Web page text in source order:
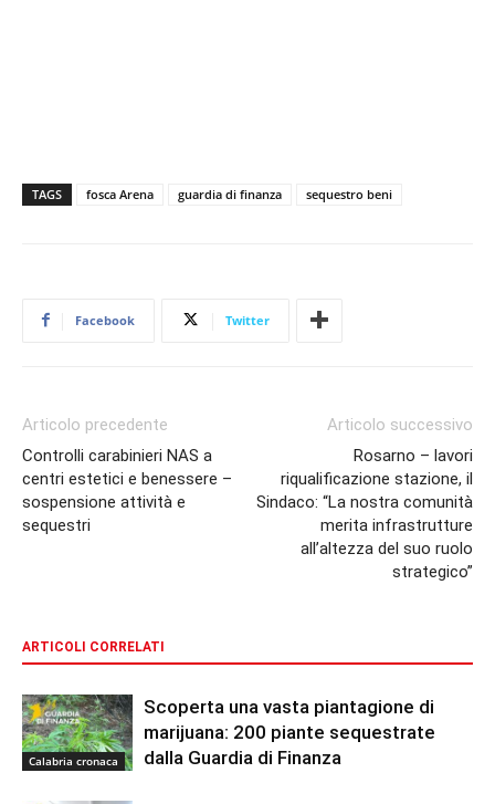
TAGS fosca Arena guardia di finanza sequestro beni
Facebook Twitter
Articolo precedente
Controlli carabinieri NAS a
centri estetici e benessere –
sospensione attività e
sequestri
Articolo successivo
Rosarno – lavori
riqualificazione stazione, il
Sindaco: “La nostra comunità
merita infrastrutture
all’altezza del suo ruolo
strategico”
ARTICOLI CORRELATI
Calabria cronaca
Scoperta una vasta piantagione di
marijuana: 200 piante sequestrate
dalla Guardia di Finanza